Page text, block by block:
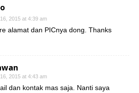
2015 at 4:39 am
alamat dan PICnya dong. Thanks
2015 at 4:43 am
dan kontak mas saja. Nanti saya